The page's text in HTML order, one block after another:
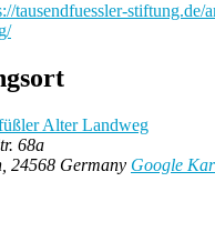
tausendfuessler-stiftung.de/
Alter Landweg
68a
24568 Germany Google